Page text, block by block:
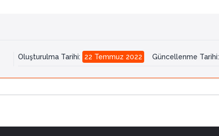
Oluşturulma Tarihi: 22 Temmuz 2022 Güncellenme Tarihi: